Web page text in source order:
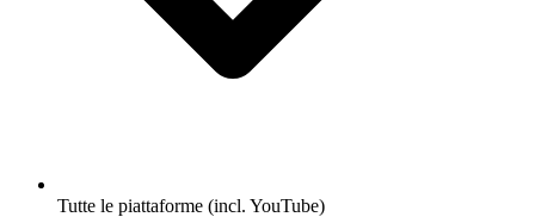
Tutte le piattaforme (incl. YouTube)